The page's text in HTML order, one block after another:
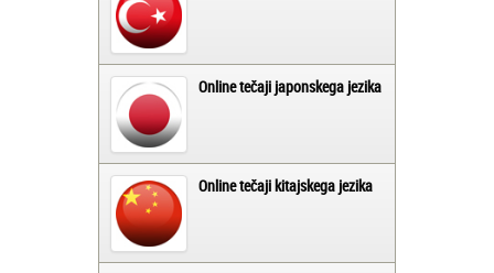
Online tečaji japonskega jezika
Online tečaji kitajskega jezika